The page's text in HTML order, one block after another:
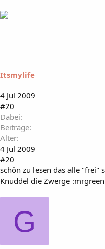
Itsmylife
4 Jul 2009
#20
Dabei
Beiträge
Alter
4 Jul 2009
#20
schön zu lesen das alle "frei"
Knuddel die Zwerge
G